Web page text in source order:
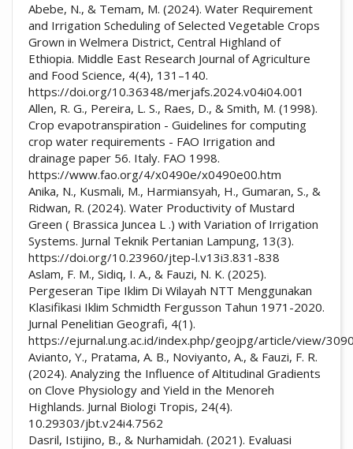
Abebe, N., & Temam, M. (2024). Water Requirement
and Irrigation Scheduling of Selected Vegetable Crops
Grown in Welmera District, Central Highland of
Ethiopia. Middle East Research Journal of Agriculture
and Food Science, 4(4), 131–140.
https://doi.org/10.36348/merjafs.2024.v04i04.001
Allen, R. G., Pereira, L. S., Raes, D., & Smith, M. (1998).
Crop evapotranspiration - Guidelines for computing
crop water requirements - FAO Irrigation and
drainage paper 56. Italy. FAO 1998.
https://www.fao.org/4/x0490e/x0490e00.htm
Anika, N., Kusmali, M., Harmiansyah, H., Gumaran, S., &
Ridwan, R. (2024). Water Productivity of Mustard
Green ( Brassica Juncea L .) with Variation of Irrigation
Systems. Jurnal Teknik Pertanian Lampung, 13(3).
https://doi.org/10.23960/jtep-l.v13i3.831-838
Aslam, F. M., Sidiq, I. A., & Fauzi, N. K. (2025).
Pergeseran Tipe Iklim Di Wilayah NTT Menggunakan
Klasifikasi Iklim Schmidth Fergusson Tahun 1971-2020.
Jurnal Penelitian Geografi, 4(1).
https://ejurnal.ung.ac.id/index.php/geojpg/article/view/
Avianto, Y., Pratama, A. B., Noviyanto, A., & Fauzi, F. R.
(2024). Analyzing the Influence of Altitudinal Gradients
on Clove Physiology and Yield in the Menoreh
Highlands. Jurnal Biologi Tropis, 24(4).
10.29303/jbt.v24i4.7562
Dasril, Istijino, B., & Nurhamidah. (2021). Evaluasi